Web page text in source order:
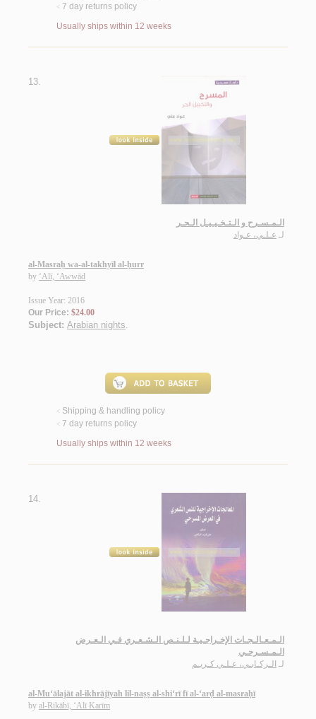
< 7 day returns policy
Usually ships within 12 weeks
13.
الـمـسـرح و الـتـخـيـيـل الـحـر
لـ عـلـي، عـواد
al-Masraḥ wa-al-takhyīl al-ḥurr
by ‘Alī, ‘Awwād
Issue Year: 2016
Our Price: $24.00
Subject: Arabian nights.
< Shipping & handling policy
< 7 day returns policy
Usually ships within 12 weeks
14.
الـمـعـالـجـات الإخـراجـيـة لـلـنـص الـشـعـري فـي الـعـرض
الـمـسـرحـي
لـ الـركـابـي، عـلـي كـريـم
al-Mu‘ālajāt al-ikhrājīyah lil-naṣṣ al-shi‘rī fī al-‘arḍ al-masraḥī
by al-Rikābī, ‘Alī Karīm